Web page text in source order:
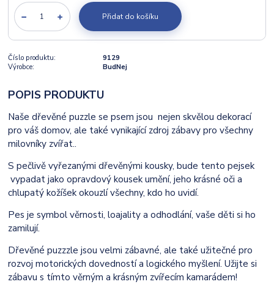
Přidat do košíku
Číslo produktu:
9129
Výrobce:
BudNej
POPIS PRODUKTU
Naše dřevěné puzzle se psem jsou nejen skvělou dekorací
pro váš domov, ale také vynikající zdroj zábavy pro všechny
milovníky zvířat..
S pečlivě vyřezanými dřevěnými kousky, bude tento pejsek
vypadat jako opravdový kousek umění, jeho krásné oči a
chlupatý kožíšek okouzlí všechny, kdo ho uvidí.
Pes je symbol věrnosti, loajality a odhodlání, vaše děti si ho
zamilují.
Dřevěné puzzzle jsou velmi zábavné, ale také užitečné pro
rozvoj motorických dovedností a logického myšlení. Užijte si
zábavu s tímto věrným a krásným zvířecím kamarádem!